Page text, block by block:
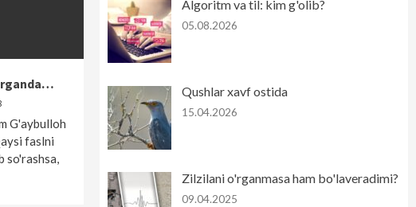
G'aybulloh
faslni
so'rashsa,
Algoritm va til: kim g'olib?
05.08.2026
Qushlar xavf ostida
15.04.2026
Zilzilani o'rganmasa ham bo'laveradimi?
09.04.2025